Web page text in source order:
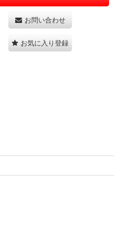
お問い合わせ
お気に入り登録